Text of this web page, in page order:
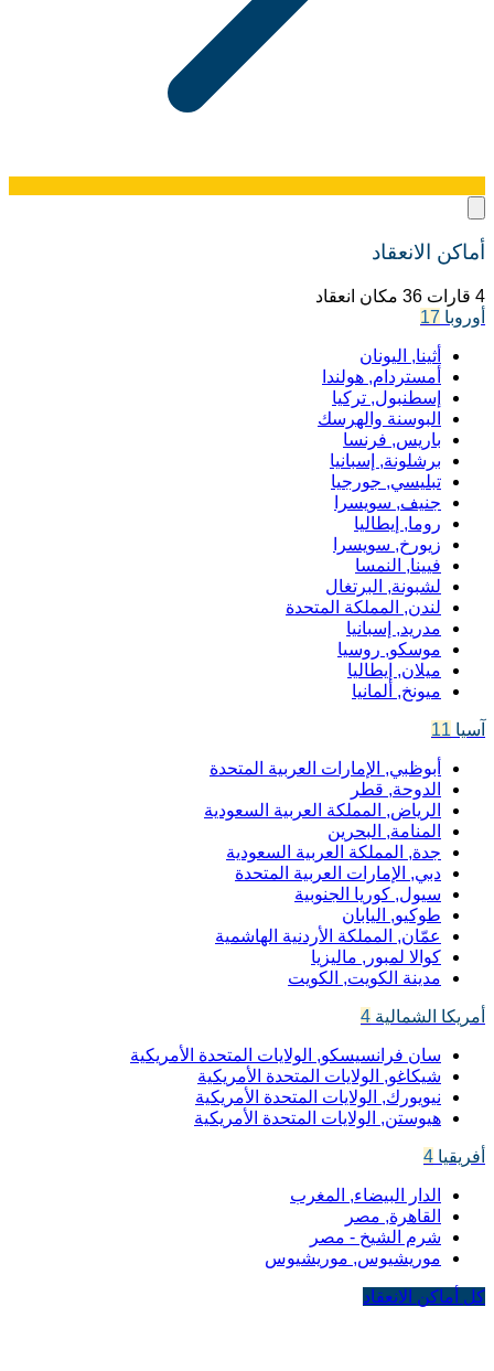
أماكن الانعقاد
4 قارات 36 مكان انعقاد
أوروبا 17
أثينا, اليونان
أمستردام, هولندا
إسطنبول, تركيا
البوسنة والهرسك
باريس, فرنسا
برشلونة, إسبانيا
تبليسي, جورجيا
جنيف, سويسرا
روما, إيطاليا
زيورخ, سويسرا
فيينا, النمسا
لشبونة, البرتغال
لندن, المملكة المتحدة
مدريد, إسبانيا
موسكو, روسيا
ميلان, إيطاليا
ميونخ, ألمانيا
آسيا 11
أبوظبي, الإمارات العربية المتحدة
الدوحة, قطر
الرياض, المملكة العربية السعودية
المنامة, البحرين
جدة, المملكة العربية السعودية
دبي, الإمارات العربية المتحدة
سيول, كوريا الجنوبية
طوكيو, اليابان
عمّان, المملكة الأردنية الهاشمية
كوالا لمبور, ماليزيا
مدينة الكويت, الكويت
أمريكا الشمالية 4
سان فرانسيسكو, الولايات المتحدة الأمريكية
شيكاغو, الولايات المتحدة الأمريكية
نيويورك, الولايات المتحدة الأمريكية
هيوستن, الولايات المتحدة الأمريكية
أفريقيا 4
الدار البيضاء, المغرب
القاهرة, مصر
شرم الشيخ - مصر
موريشيوس, موريشيوس
كل أماكن الانعقاد